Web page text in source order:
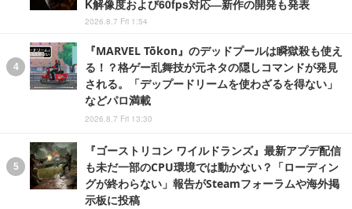
K解像度および60fps対応―新作の開発も発表
2026.8.7 Fri 1:54
『MARVEL Tōkon』のデッドプールは瞬獄殺も使え
る！？格ゲー乱舞技が元ネタの隠しコマンドが発見
される。「デップードリームを使わざるを得ない」
などパロ満載
2026.8.7 Fri 13:30
『ゴーストリコン ワイルドランズ』最新アプデ配信
も未だ一部のCPU環境では動かない？「ローディン
グが終わらない」報告がSteamフォーラムや海外掲
示板に投稿